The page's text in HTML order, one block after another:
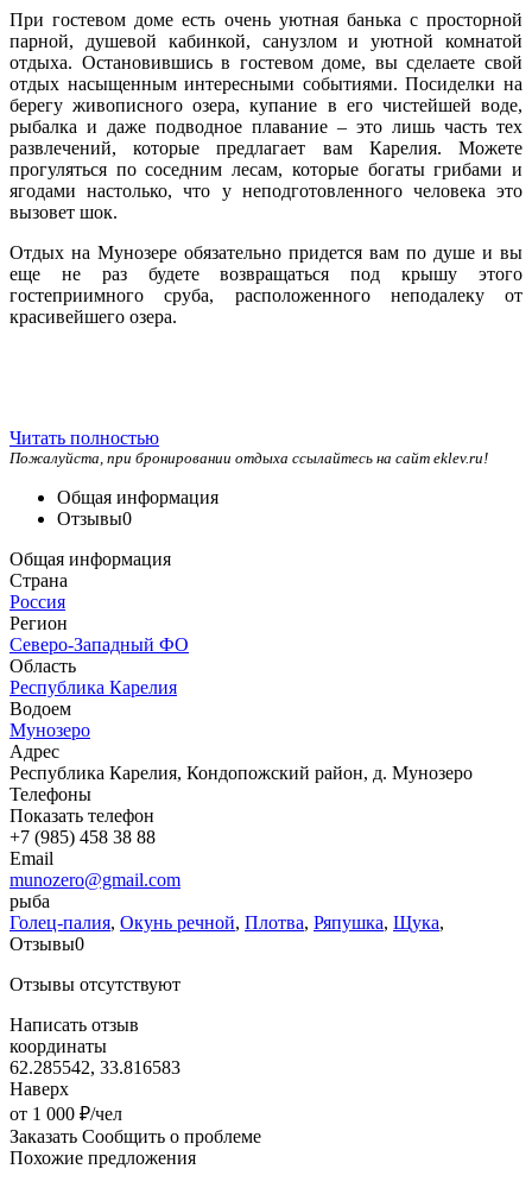
При гостевом доме есть очень уютная банька с просторной
парной, душевой кабинкой, санузлом и уютной комнатой
отдыха. Остановившись в гостевом доме, вы сделаете свой
отдых насыщенным интересными событиями. Посиделки на
берегу живописного озера, купание в его чистейшей воде,
рыбалка и даже подводное плавание – это лишь часть тех
развлечений, которые предлагает вам Карелия. Можете
прогуляться по соседним лесам, которые богаты грибами и
ягодами настолько, что у неподготовленного человека это
вызовет шок.
Отдых на Мунозере обязательно придется вам по душе и вы
еще не раз будете возвращаться под крышу этого
гостеприимного сруба, расположенного неподалеку от
красивейшего озера.
Читать полностью
Пожалуйста, при бронировании отдыха ссылайтесь на сайт eklev.ru!
Общая информация
Отзывы0
Общая информация
Страна
Россия
Регион
Северо-Западный ФО
Область
Республика Карелия
Водоем
Мунозеро
Адрес
Республика Карелия, Кондопожский район, д. Мунозеро
Телефоны
Показать телефон
+7 (985) 458 38 88
Email
munozero@gmail.com
рыба
Голец-палия, Окунь речной, Плотва, Ряпушка, Щука,
Отзывы0
Отзывы отсутствуют
Написать отзыв
координаты
62.285542, 33.816583
Наверх
от 1 000 ₽/чел
Заказать Сообщить о проблеме
Похожие предложения